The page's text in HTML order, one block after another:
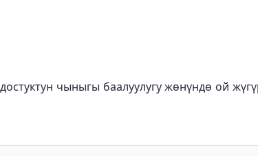
чыныгы баалуулугу жөнүндө ой